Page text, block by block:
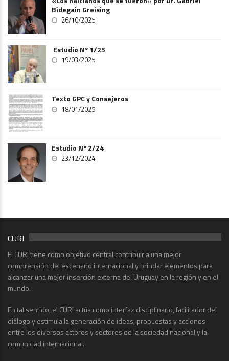
Bidegain Greising
26/10/2025
Estudio Nº 1/25
19/03/2025
Texto GPC y Consejeros
18/01/2025
Estudio Nº 2/24
23/12/2024
CURI
El CURI tiene como objetivo central contribuir a una mejor
comprensión del escenario internacional y brindar elementos para
alcanzar una mejor inserción externa del Uruguay en la región y en el
mundo.
En tal sentido, el CURI actúa como interfaz disciplinario, facilitador del
diálogo y estimula la generación de ideas, propuestas y acciones
entre los diversos actores y sectores de la sociedad nacional y la
comunidad internacional.